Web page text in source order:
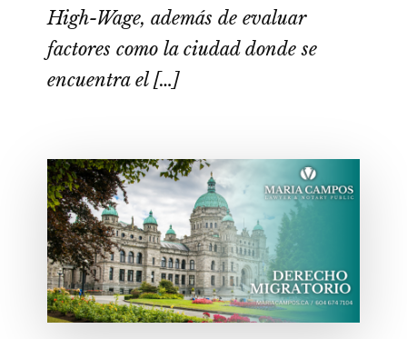
High-Wage, además de evaluar
factores como la ciudad donde se
encuentra el […]